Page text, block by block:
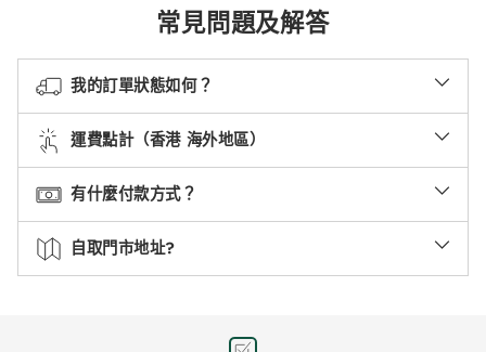
常見問題及解答
我的訂單狀態如何？
運費點計（香港 海外地區）
有什麼付款方式？
自取門市地址?